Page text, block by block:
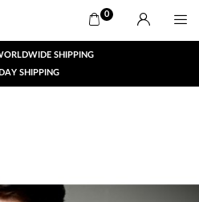
0
SHIPPING
SHIPPING